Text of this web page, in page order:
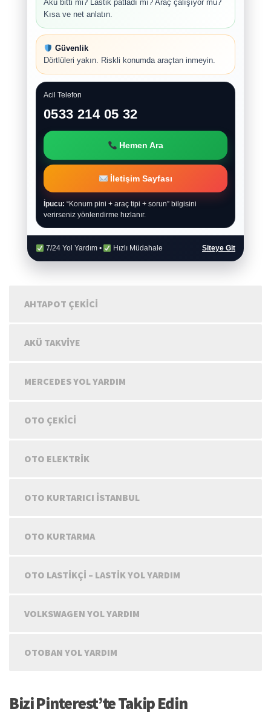
Akü bitti mi? Lastik patladı mı? Araç çalışıyor mu?
Kısa ve net anlatın.
Güvenlik
Dörtlüleri yakın. Riskli konumda araçtan inmeyin.
Acil Telefon
0533 214 05 32
Hemen Ara
İletişim Sayfası
İpucu: “Konum pini + araç tipi + sorun” bilgisini
verirseniz yönlendirme hızlanır.
7/24 Yol Yardım • Hızlı Müdahale Siteye Git
AHTAPOT ÇEKICI
AKÜ TAKVIYE
MERCEDES YOL YARDIM
OTO ÇEKICI
OTO ELEKTRIK
OTO KURTARICI İSTANBUL
OTO KURTARMA
OTO LASTIKÇI – LASTIK YOL YARDIM
VOLKSWAGEN YOL YARDIM
OTOBAN YOL YARDIM
Bizi Pinterest’te Takip Edin